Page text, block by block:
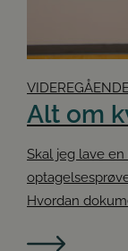
Alt om
Skal jeg lave
Hvordan